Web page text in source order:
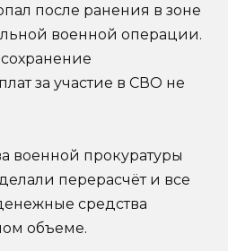
после ранения в зоне
военной операции.
за участие в СВО не
военной прокуратуры
перерасчёт и все
средства
объеме.